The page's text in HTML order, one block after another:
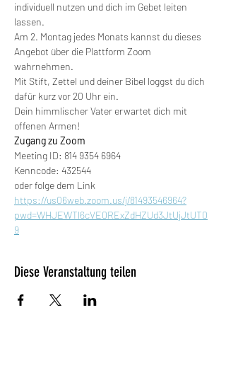
individuell nutzen und dich im Gebet leiten
lassen.
Am 2. Montag jedes Monats kannst du dieses
Angebot über die Plattform Zoom
wahrnehmen.
Mit Stift, Zettel und deiner Bibel loggst du dich
dafür kurz vor 20 Uhr ein.
Dein himmlischer Vater erwartet dich mit
offenen Armen!
Zugang zu Zoom
Meeting ID: 814 9354 6964
Kenncode: 432544
oder folge dem Link
https://us06web.zoom.us/j/81493546964?
pwd=WHJEWTl6cVE0RExZdHZUd3JtUjJtUT0
9
Diese Veranstaltung teilen